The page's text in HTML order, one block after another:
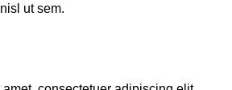
ut sem.